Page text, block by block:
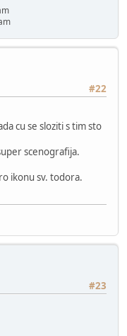
#22
cu se sloziti s tim sto
scenografija.
ikonu sv. todora.
#23